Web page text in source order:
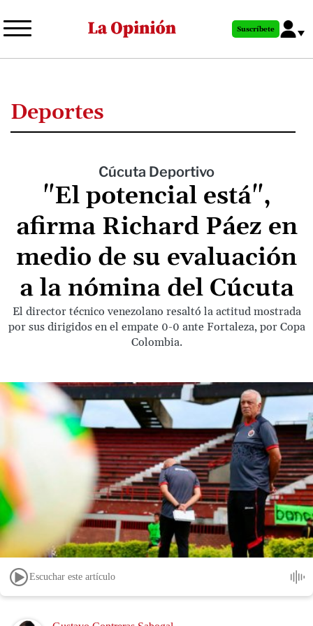
al
principal
Suscríbete
Deportes
Cúcuta Deportivo
"El potencial está",
afirma Richard Páez en
medio de su evaluación
a la nómina del Cúcuta
El director técnico venezolano resaltó la actitud mostrada
por sus dirigidos en el empate 0-0 ante Fortaleza, por Copa
Colombia.
Escuchar este artículo